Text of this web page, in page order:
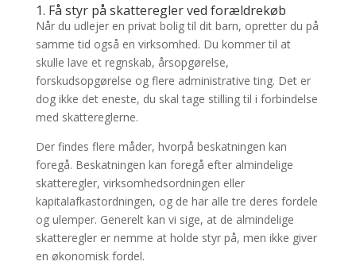
1. Få styr på skatteregler ved forældrekøb
Når du udlejer en privat bolig til dit barn, opretter du på
samme tid også en virksomhed. Du kommer til at
skulle lave et regnskab, årsopgørelse,
forskudsopgørelse og flere administrative ting. Det er
dog ikke det eneste, du skal tage stilling til i forbindelse
med skattereglerne.
Der findes flere måder, hvorpå beskatningen kan
foregå. Beskatningen kan foregå efter almindelige
skatteregler, virksomhedsordningen eller
kapitalafkastordningen, og de har alle tre deres fordele
og ulemper. Generelt kan vi sige, at de almindelige
skatteregler er nemme at holde styr på, men ikke giver
en økonomisk fordel.